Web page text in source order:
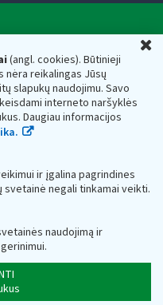
(angl. cookies). Būtinieji
nėra reikalingas Jūsų
slapukų naudojimu. Savo
interneto naršyklės
Daugiau informacijos
ir įgalina pagrindines
negali tinkamai veikti.
naudojimą ir
— 188659752,
Lietuva, el.paštas:
188659752
prie Lietuvos
ir saugomi Juridinių